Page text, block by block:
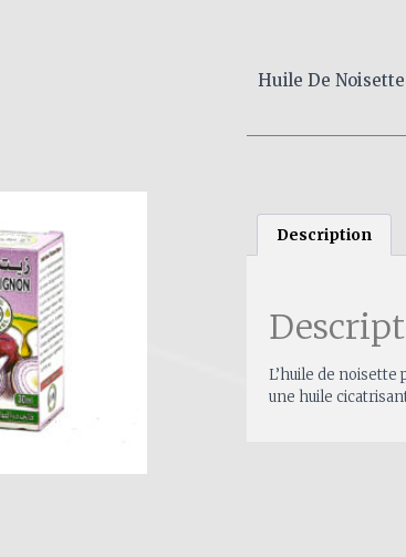
Huile De Noisette
Description
L’huile de noisette
une huile